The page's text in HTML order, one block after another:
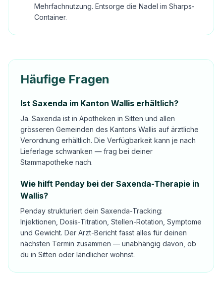
Mehrfachnutzung. Entsorge die Nadel im Sharps-
Container.
Häufige Fragen
Ist Saxenda im Kanton Wallis erhältlich?
Ja. Saxenda ist in Apotheken in Sitten und allen
grösseren Gemeinden des Kantons Wallis auf ärztliche
Verordnung erhältlich. Die Verfügbarkeit kann je nach
Lieferlage schwanken — frag bei deiner
Stammapotheke nach.
Wie hilft Penday bei der Saxenda-Therapie in
Wallis?
Penday strukturiert dein Saxenda-Tracking:
Injektionen, Dosis-Titration, Stellen-Rotation, Symptome
und Gewicht. Der Arzt-Bericht fasst alles für deinen
nächsten Termin zusammen — unabhängig davon, ob
du in Sitten oder ländlicher wohnst.